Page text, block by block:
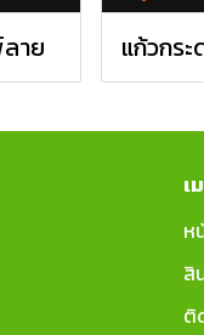
าย แก้วกร
เ
ห
สิ
ติ